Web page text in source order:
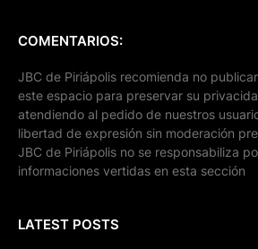
COMENTARIOS:
JBC de Piriápolis recomienda no
este espacio para preservar su
atendiendo al pedido de nuestros
libertad de expresión sin moderación
JBC de Piriápolis no se responsabiliza
informaciones vertidas en esta sección
LATEST POSTS